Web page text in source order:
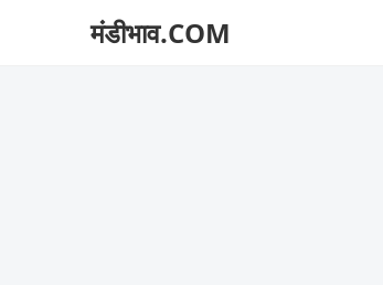
मंडीभाव.COM